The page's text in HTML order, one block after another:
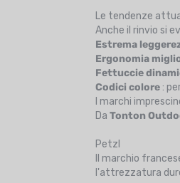
Le tendenze
Anche il rinvio si
Estrema
Ergonomia
Fettuccie
Codici colore :
I marchi
DaTonton
Petzl
Il marchio
l'attrezzatura